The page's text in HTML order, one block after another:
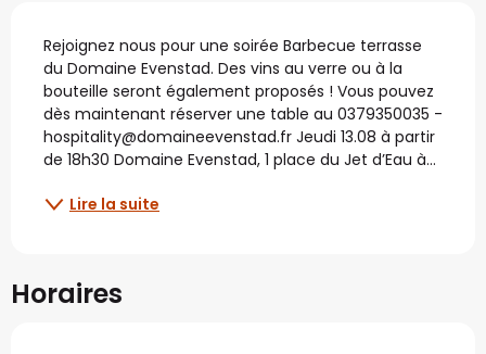
Description
Rejoignez nous pour une soirée Barbecue terrasse
du Domaine Evenstad. Des vins au verre ou à la
bouteille seront également proposés ! Vous pouvez
dès maintenant réserver une table au 0379350035 -
hospitality@domaineevenstad.fr Jeudi 13.08 à partir
de 18h30 Domaine Evenstad, 1 place du Jet d’Eau à...
Lire la suite
Horaires